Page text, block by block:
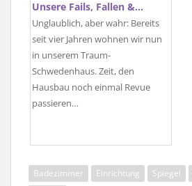
Unsere Fails, Fallen &…
Unglaublich, aber wahr: Bereits
seit vier Jahren wohnen wir nun
in unserem Traum-
Schwedenhaus. Zeit, den
Hausbau noch einmal Revue
passieren…
Badezimmer Einrichtung Spiegel